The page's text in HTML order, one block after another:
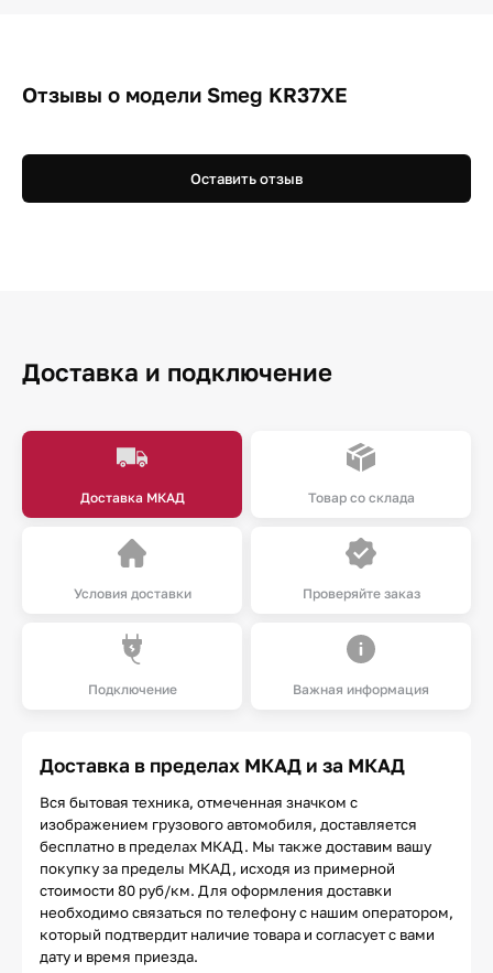
Отзывы о модели Smeg KR37XE
Оставить отзыв
Доставка и подключение
Доставка МКАД Товар со склада
Условия доставки Проверяйте заказ
Подключение Важная информация
Доставка в пределах МКАД и за МКАД
Вся бытовая техника, отмеченная значком с
изображением грузового автомобиля, доставляется
бесплатно в пределах МКАД. Мы также доставим вашу
покупку за пределы МКАД, исходя из примерной
стоимости 80 руб/км. Для оформления доставки
необходимо связаться по телефону с нашим оператором,
который подтвердит наличие товара и согласует с вами
дату и время приезда.